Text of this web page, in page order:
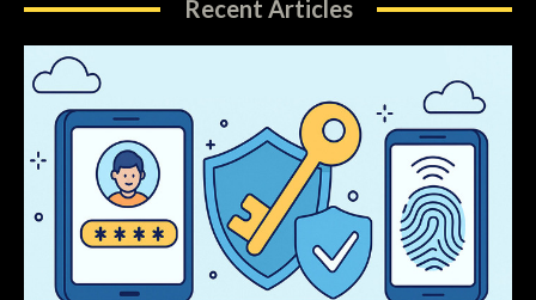
Recent Articles